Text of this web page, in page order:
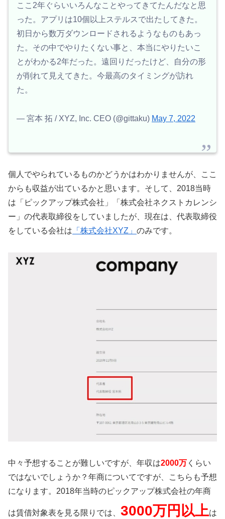
ここ2年ぐらいいろんなことやってきてたんだなと思
った。アプリは10個以上ステルスで出たしてきた。
初日から数万ダウンロードされるようなものもあっ
た。その中でやりたくない事と、本当にやりたいこ
とがわかる2年だった。遠回りだったけど、自分の形
が削れて見えてきた。今最高のタイミングが訪れ
た。
— 宮本 拓 / XYZ, Inc. CEO (@gittaku) May 7, 2022
個人でやられているものかどうかはわかりませんが、ここ
からも収益が出ているかと思います。そして、2018当時
は「ピックアップ株式会社」「株式会社ネクストカレンシ
ー」の代表取締役をしていましたが、現在は、代表取締役
をしている会社は 「株式会社XYZ」 のみです。
中々予想することが難しいですが、年収は2000万 くらい
ではないでしょうか？年商についてですが、こちらも予想
になります。2018年当時のピックアップ株式会社の年商
は賃借対象表を見る限りでは、 3000万円以上は